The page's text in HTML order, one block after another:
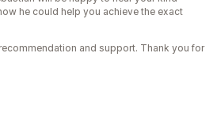
he could help you achieve the exact
and support. Thank you for